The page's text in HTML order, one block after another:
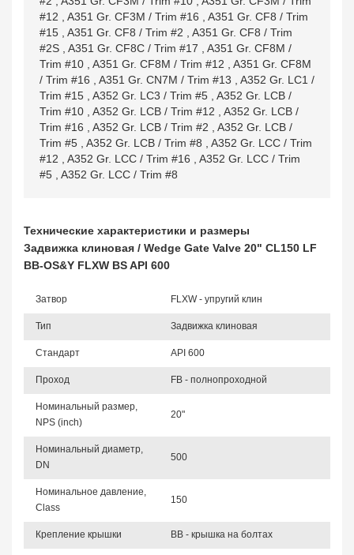
#12
A351 Gr. CF3M / Trim #16
A351 Gr. CF8 / Trim
#15
A351 Gr. CF8 / Trim #2
A351 Gr. CF8 / Trim
#2S
A351 Gr. CF8C / Trim #17
A351 Gr. CF8M /
Trim #10
A351 Gr. CF8M / Trim #12
A351 Gr. CF8M
/ Trim #16
A351 Gr. CN7M / Trim #13
A352 Gr. LC1 /
Trim #15
A352 Gr. LC3 / Trim #5
A352 Gr. LCB /
Trim #10
A352 Gr. LCB / Trim #12
A352 Gr. LCB /
Trim #16
A352 Gr. LCB / Trim #2
A352 Gr. LCB /
Trim #5
A352 Gr. LCB / Trim #8
A352 Gr. LCC / Trim
#12
A352 Gr. LCC / Trim #16
A352 Gr. LCC / Trim
#5
A352 Gr. LCC / Trim #8
Технические характеристики и размеры
Задвижка клиновая / Wedge Gate Valve 20" CL150 LF
BB-OS&Y FLXW BS API 600
Затвор FLXW - упругий клин
Тип Задвижка клиновая
Стандарт API 600
Проход FB - полнопроходной
Номинальный размер,
NPS (inch)
20"
Номинальный диаметр,
DN
500
Номинальное давление,
Class
150
Крепление крышки BB - крышка на болтах